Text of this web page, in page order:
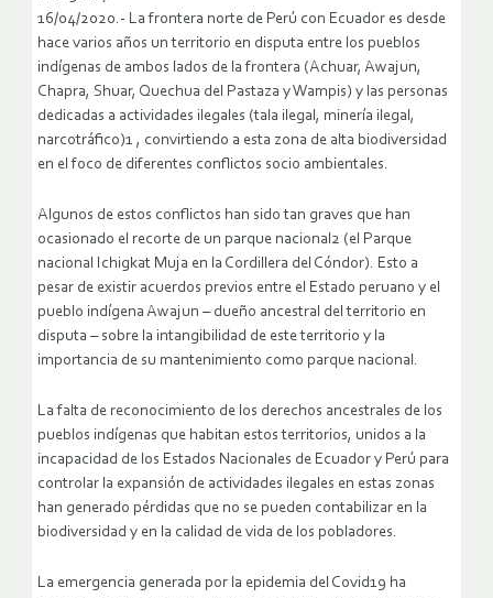
16/04/2020.- La frontera norte de Perú con Ecuador es desde
hace varios años un territorio en disputa entre los pueblos
indígenas de ambos lados de la frontera (Achuar, Awajun,
Chapra, Shuar, Quechua del Pastaza y Wampis) y las personas
dedicadas a actividades ilegales (tala ilegal, minería ilegal,
narcotráfico)1 , convirtiendo a esta zona de alta biodiversidad
en el foco de diferentes conflictos socio ambientales.
Algunos de estos conflictos han sido tan graves que han
ocasionado el recorte de un parque nacional2 (el Parque
nacional Ichigkat Muja en la Cordillera del Cóndor). Esto a
pesar de existir acuerdos previos entre el Estado peruano y el
pueblo indígena Awajun – dueño ancestral del territorio en
disputa – sobre la intangibilidad de este territorio y la
importancia de su mantenimiento como parque nacional.
La falta de reconocimiento de los derechos ancestrales de los
pueblos indígenas que habitan estos territorios, unidos a la
incapacidad de los Estados Nacionales de Ecuador y Perú para
controlar la expansión de actividades ilegales en estas zonas
han generado pérdidas que no se pueden contabilizar en la
biodiversidad y en la calidad de vida de los pobladores.
La emergencia generada por la epidemia del Covid19 ha